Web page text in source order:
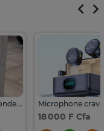
Microphone à condensateur col de cygne de bureau
18 000 F Cfa